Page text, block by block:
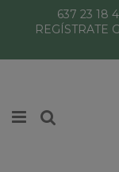
637 23 18
REGÍSTRATE